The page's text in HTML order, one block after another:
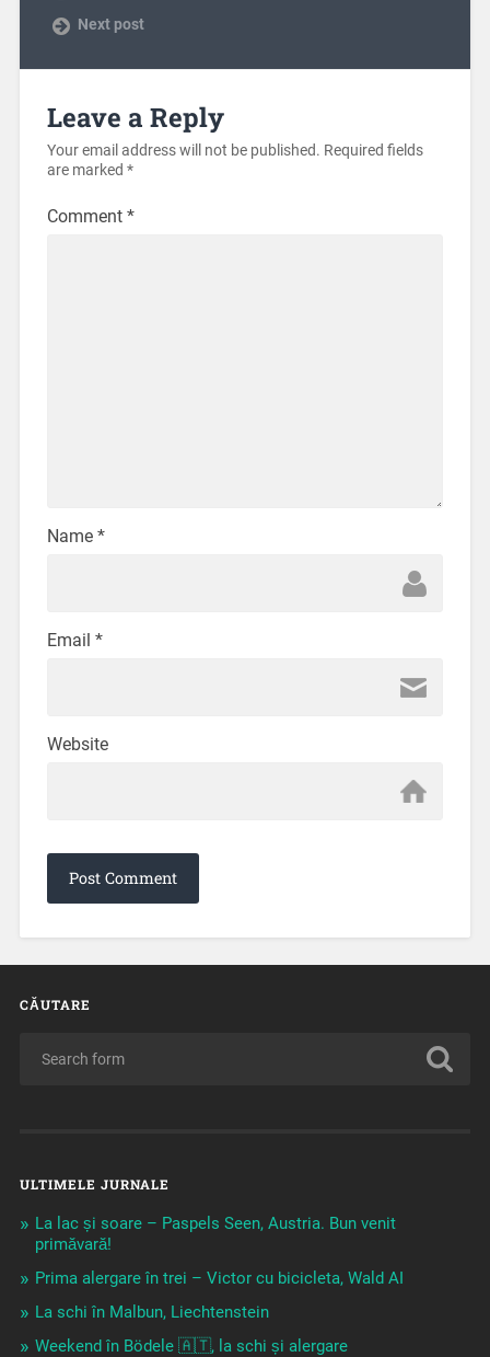
Next post
Leave a Reply
Your email address will not be published. Required fields
are marked *
Comment *
Name *
Email *
Website
CĂUTARE
ULTIMELE JURNALE
La lac și soare – Paspels Seen, Austria. Bun venit
primăvară!
Prima alergare în trei – Victor cu bicicleta, Wald AI
La schi în Malbun, Liechtenstein
Weekend în Bödele 🇦🇹, la schi și alergare